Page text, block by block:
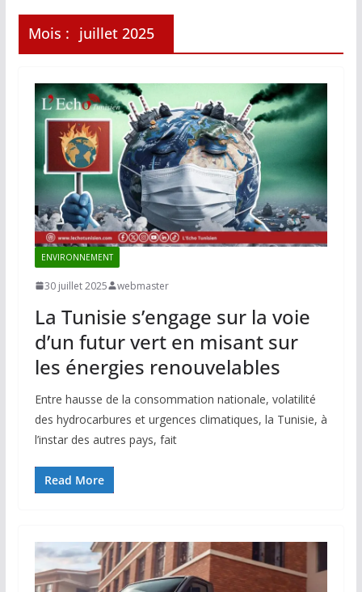
Mois : juillet 2025
ENVIRONNEMENT
30 juillet 2025 webmaster
La Tunisie s’engage sur la voie
d’un futur vert en misant sur
les énergies renouvelables
Entre hausse de la consommation nationale, volatilité
des hydrocarbures et urgences climatiques, la Tunisie, à
l’instar des autres pays, fait
Read More